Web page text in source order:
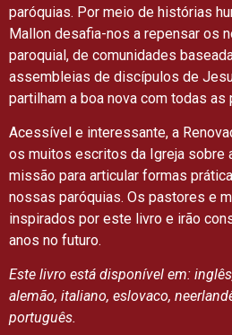
paróquias. Por meio de histórias
Mallon desafia-nos a repensar os
paroquial, de comunidades
assembleias de discípulos de
partilham a boa nova com todas as
Acessível e interessante, a
os muitos escritos da Igreja sobre
missão para articular formas
nossas paróquias. Os pastores e
inspirados por este livro e irão
anos no futuro.
Este livro está disponível em:
alemão, italiano, eslovaco,
português.